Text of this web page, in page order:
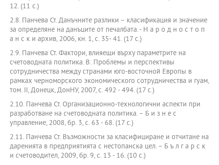
12. (11 с.)
2.8. Панчева Ст. Данъчните разлики – класификация и значение
за определяне на данъците от печалбата. - Н а р о д н о с т о п
а н с к и архив, 2006, кн. 1, с. 35- 41. (17 с.)
2.9. Панчева Ст. Фактори, влияещи върху параметрите на
счетоводната политика. В: Проблемы и перспективы
сотрудничества между странами юго-восточной Европы в
рамках черноморского экономического сотрудничества и гуам,
том. ІІ, Донецк, ДонНУ, 2007, с. 492 - 494. (17 с.)
2.10. Панчева Ст. Организационно-технологични аспекти при
разработване на счетоводната политика. – Б и з н е с
управление, 2008, бр. 3, с. 63 - 68. (17 с.)
2.11. Панчева Ст. Възможности за класифициране и отчитане на
даренията в предприятията с нестопанска цел. – Б ъ л г а р с к
и счетоводител, 2009, бр. 9, с. 13 - 16. (10 с.)